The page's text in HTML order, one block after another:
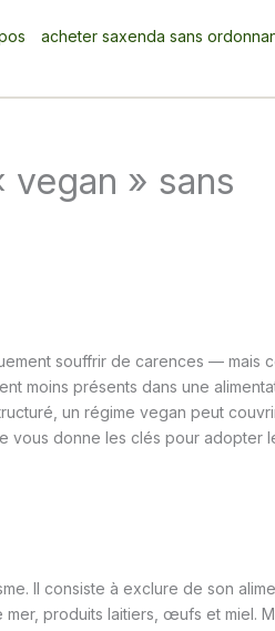
acheter saxenda sans
» sans
souffrir de carences — mais
moins présents dans une
un régime vegan peut
vous donne les clés pour adopter
Il consiste à exclure de son
produits laitiers, œufs et miel.